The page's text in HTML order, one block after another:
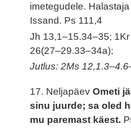
imetegudele.
Issand. Ps 111,4
Jh 13,1–15.34–35;
26(27–29.33–34a);
Jutlus: 2Ms
17. NeljapäevOmeti
sinu juurde; sa oled
mu paremast käest.